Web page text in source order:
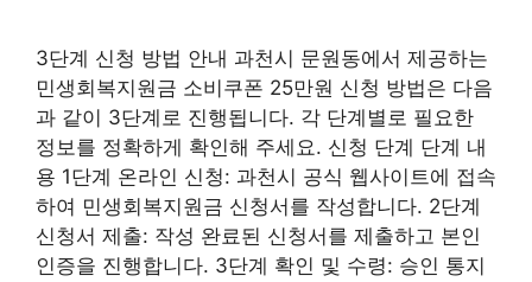
3단계 신청 방법 안내 과천시 문원동에서 제공하는
민생회복지원금 소비쿠폰 25만원 신청 방법은 다음
과 같이 3단계로 진행됩니다. 각 단계별로 필요한
정보를 정확하게 확인해 주세요. 신청 단계 단계 내
용 1단계 온라인 신청: 과천시 공식 웹사이트에 접속
하여 민생회복지원금 신청서를 작성합니다. 2단계
신청서 제출: 작성 완료된 신청서를 제출하고 본인
인증을 진행합니다. 3단계 확인 및 수령: 승인 통지